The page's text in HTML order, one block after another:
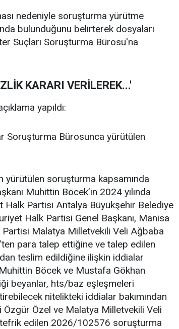
nedeniyle soruşturma yürütme
bulunduğunu belirterek dosyaları
Suçları Soruşturma Bürosu'na
KARARI VERİLEREK...'
yapıldı:
Soruşturma Bürosunca yürütülen
yürütülen soruşturma kapsamında
Muhittin Böcek’in 2024 yılında
Halk Partisi Antalya Büyükşehir Belediye
Halk Partisi Genel Başkanı, Manisa
Malatya Milletvekili Veli Ağbaba
para talep ettiğine ve talep edilen
teslim edildiğine ilişkin iddialar
Muhittin Böcek ve Mustafa Gökhan
beyanlar, hts/baz eşleşmeleri
nitelikteki iddialar bakımından
Özel ve Malatya Milletvekili Veli
edilen 2026/102576 soruşturma